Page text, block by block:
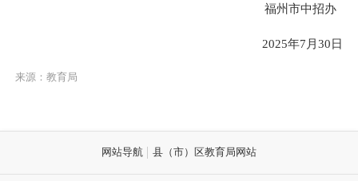
福州市中招办
2025年7月30日
来源：教育局
网站导航 县（市）区教育局网站